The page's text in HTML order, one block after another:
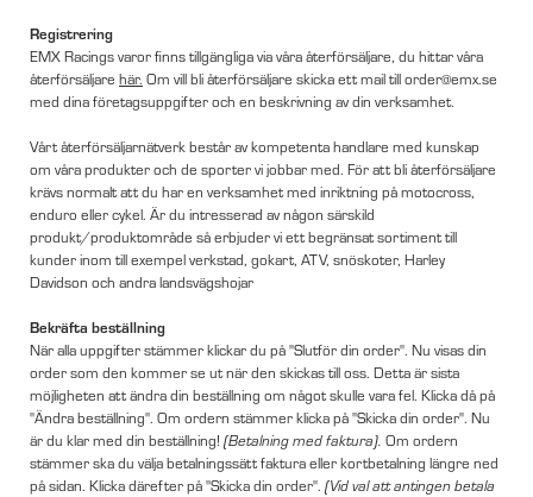
Registrering
EMX Racings varor finns tillgängliga via våra återförsäljare, du hittar våra
återförsäljare här. Om vill bli återförsäljare skicka ett mail till order@emx.se
med dina företagsuppgifter och en beskrivning av din verksamhet.
Vårt återförsäljarnätverk består av kompetenta handlare med kunskap
om våra produkter och de sporter vi jobbar med. För att bli återförsäljare
krävs normalt att du har en verksamhet med inriktning på motocross,
enduro eller cykel. Är du intresserad av någon särskild
produkt/produktområde så erbjuder vi ett begränsat sortiment till
kunder inom till exempel verkstad, gokart, ATV, snöskoter, Harley
Davidson och andra landsvägshojar
Bekräfta beställning
När alla uppgifter stämmer klickar du på "Slutför din order". Nu visas din
order som den kommer se ut när den skickas till oss. Detta är sista
möjligheten att ändra din beställning om något skulle vara fel. Klicka då på
"Ändra beställning". Om ordern stämmer klicka på "Skicka din order". Nu
är du klar med din beställning! (Betalning med faktura). Om ordern
stämmer ska du välja betalningssätt faktura eller kortbetalning längre ned
på sidan. Klicka därefter på "Skicka din order". (Vid val att antingen betala